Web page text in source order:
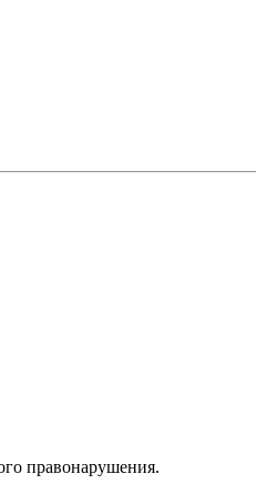
правонарушения.